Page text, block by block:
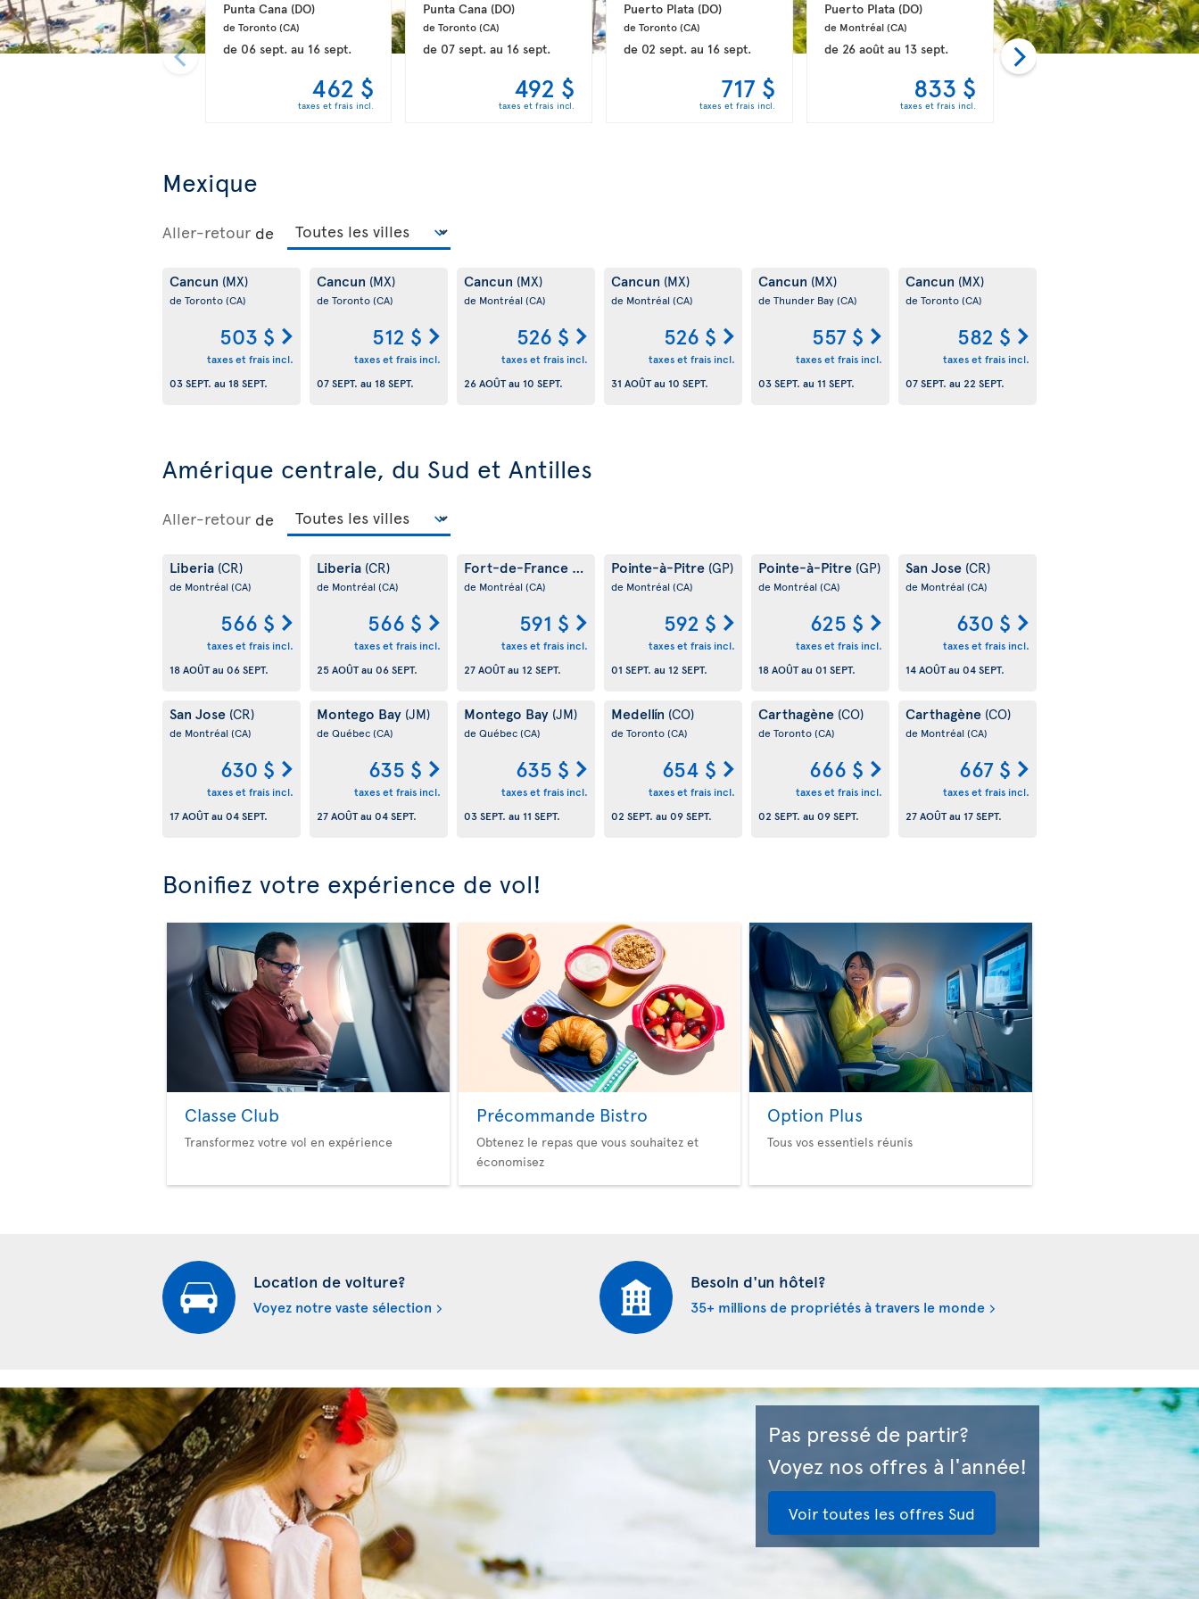
Punta Cana (DO)
de Toronto (CA)
de 06 sept.au 16 sept.
462 $
taxes et frais incl.
Punta Cana (DO)
de Toronto (CA)
de 07 sept. au 16 sept.
492 $
taxes et frais incl.
Puerto Plata (DO)
de Toronto (CA)
de 02 sept. au 16 sept.
717 $
taxes et frais incl.
Puerto Plata (DO)
de Montréal (CA)
de 26 août au 13 sept.
833 $
taxes et frais incl.
Punta Cana (DO)
de Québec (CA)
de06 sept.au13 sept.
Mexique
Aller-retour de
Cancun (MX)
de Toronto(CA)
503 $
taxes et frais incl.
03 SEPT. au 18 SEPT.
Cancun (MX)
de Toronto(CA)
512 $
taxes et frais incl.
07 SEPT. au 18 SEPT.
Cancun (MX)
de Montréal (CA)
526 $
taxes et frais incl.
26 AOÛTau 10 SEPT.
Cancun (MX)
de Montréal (CA)
526 $
taxes et frais incl.
31 AOÛTau 10 SEPT.
Cancun (MX)
de Thunder Bay(CA)
557 $
taxes et frais incl.
03 SEPT. au 11 SEPT.
Cancun (MX)
de Toronto(CA)
582 $
taxes et frais incl.
07 SEPT. au 22 SEPT.
Amérique centrale, du Sud et Antilles
Aller-retour de
Liberia (CR)
de Montréal (CA)
566 $
taxes et frais incl.
18 AOÛTau 06 SEPT.
Liberia (CR)
de Montréal (CA)
566 $
taxes et frais incl.
25 AOÛTau 06 SEPT.
Fort-de-France (MQ)
de Montréal (CA)
591 $
taxes et frais incl.
27 AOÛTau 12 SEPT.
Pointe-à-Pitre (GP)
de Montréal (CA)
592 $
taxes et frais incl.
01 SEPT. au 12 SEPT.
Pointe-à-Pitre (GP)
de Montréal (CA)
625 $
taxes et frais incl.
18 AOÛTau 01 SEPT.
San Jose (CR)
de Montréal (CA)
630 $
taxes et frais incl.
14 AOÛTau 04 SEPT.
San Jose (CR)
de Montréal (CA)
630 $
taxes et frais incl.
17 AOÛTau 04 SEPT.
Montego Bay (JM)
de Québec(CA)
635 $
taxes et frais incl.
27 AOÛTau 04 SEPT.
Montego Bay (JM)
de Québec(CA)
635 $
taxes et frais incl.
03 SEPT. au 11 SEPT.
Medellín (CO)
de Toronto(CA)
654 $
taxes et frais incl.
02 SEPT. au 09 SEPT.
Carthagène (CO)
de Toronto(CA)
666 $
taxes et frais incl.
02 SEPT. au 09 SEPT.
Carthagène (CO)
de Montréal (CA)
667 $
taxes et frais incl.
27 AOÛTau 17 SEPT.
Bonifiez votre expérience de vol!
Classe Club
Transformez votre vol en expérience
Précommande Bistro
Obtenez le repas que vous souhaitez et
économisez
Option Plus
Tous vos essentiels réunis
Location de voiture?
Voyez notre vaste sélection
Besoin d'un hôtel?
35+ millions de propriétés à travers le monde
Pas pressé de partir?
Voyez nos offres à l'année!
Voir toutes les offres Sud